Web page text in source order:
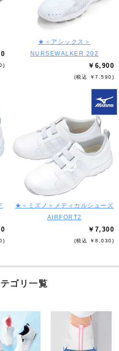
★＜アシックス＞
NURSEWALKER 202
￥6,900
(税込 ￥7,590)
★＜ミズノ＞メディカルシューズ
AIRFORT2
￥7,300
(税込 ￥8,030)
ゴリ一覧